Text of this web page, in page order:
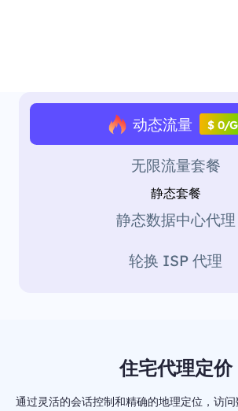
动态流量 $ 0/G
无限流量套餐
静态套餐
静态数据中心代理
轮换 ISP 代理
住宅代理定价
通过灵活的会话控制和精确的地理定位，访问